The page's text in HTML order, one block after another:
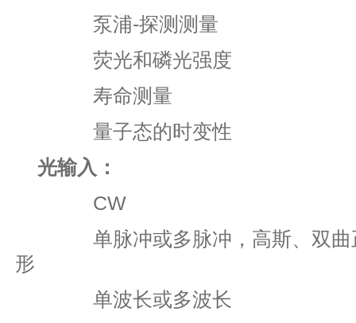
泵浦-探测测量
荧光和磷光强度
寿命测量
量子态的时变性
光输入：
CW
单脉冲或多脉冲，高斯、双曲正
形
单波长或多波长